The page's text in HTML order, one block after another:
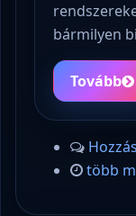
bármilyen
Tovább
több